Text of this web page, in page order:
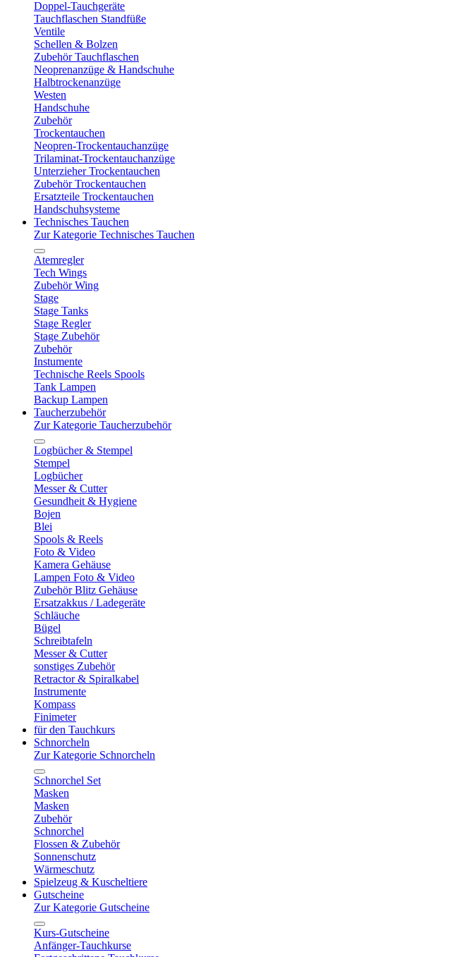
Doppel-Tauchgeräte
Tauchflaschen Standfüße
Ventile
Schellen & Bolzen
Zubehör Tauchflaschen
Neoprenanzüge & Handschuhe
Halbtrockenanzüge
Westen
Handschuhe
Zubehör
Trockentauchen
Neopren-Trockentauchanzüge
Trilaminat-Trockentauchanzüge
Unterzieher Trockentauchen
Zubehör Trockentauchen
Ersatzteile Trockentauchen
Handschuhsysteme
Technisches Tauchen
Zur Kategorie Technisches Tauchen
Atemregler
Tech Wings
Zubehör Wing
Stage
Stage Tanks
Stage Regler
Stage Zubehör
Zubehör
Instumente
Technische Reels Spools
Tank Lampen
Backup Lampen
Taucherzubehör
Zur Kategorie Taucherzubehör
Logbücher & Stempel
Stempel
Logbücher
Messer & Cutter
Gesundheit & Hygiene
Bojen
Blei
Spools & Reels
Foto & Video
Kamera Gehäuse
Lampen Foto & Video
Zubehör Blitz Gehäuse
Ersatzakkus / Ladegeräte
Schläuche
Bügel
Schreibtafeln
Messer & Cutter
sonstiges Zubehör
Retractor & Spiralkabel
Instrumente
Kompass
Finimeter
für den Tauchkurs
Schnorcheln
Zur Kategorie Schnorcheln
Schnorchel Set
Masken
Masken
Zubehör
Schnorchel
Flossen & Zubehör
Sonnenschutz
Wärmeschutz
Spielzeug & Kuscheltiere
Gutscheine
Zur Kategorie Gutscheine
Kurs-Gutscheine
Anfänger-Tauchkurse